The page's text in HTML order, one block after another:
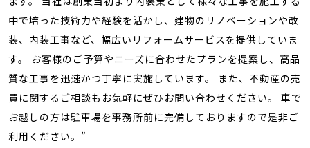
中で培った技術力や経験を活かし、建物のリノベーションや改
装、内装工事など、幅広いリフォームサービスを提供していま
す。 お客様のご予算やニーズに合わせたプランを提案し、高品
質な工事を迅速かつ丁寧に実施しています。 また、不動産の売
買に関するご相談もお気軽にぜひお問い合わせください。 車で
お越しの方は駐車場を事務所前に完備しておりますので是非ご
利用ください。”